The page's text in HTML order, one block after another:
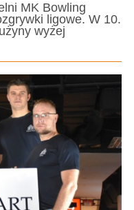
MK Bowling
ligowe. W 10.
wyżej